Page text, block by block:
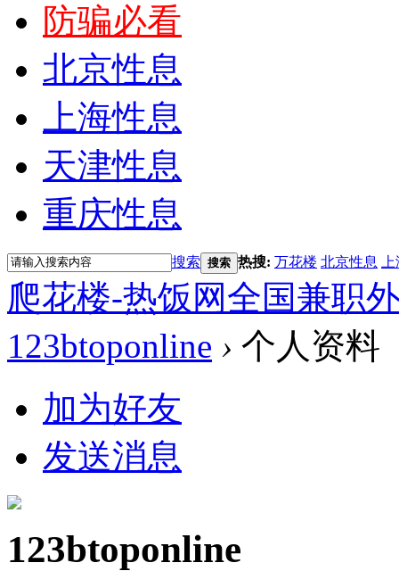
防骗必看
北京性息
上海性息
天津性息
重庆性息
搜索 搜索 热搜: 万花楼 北京性息
爬花楼-热饭网全国兼职
123btoponline › 个人资料
加为好友
发送消息
123btoponline